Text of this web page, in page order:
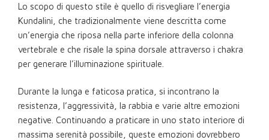
Lo scopo di questo stile è quello di risvegliare l’energia
Kundalini, che tradizionalmente viene descritta come
un’energia che riposa nella parte inferiore della colonna
vertebrale e che risale la spina dorsale attraverso i chakra
per generare l’illuminazione spirituale.
Durante la lunga e faticosa pratica, si incontrano la
resistenza, l’aggressività, la rabbia e varie altre emozioni
negative. Continuando a praticare in uno stato interiore di
massima serenità possibile, queste emozioni dovrebbero